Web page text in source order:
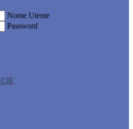
Nome Utente
Password